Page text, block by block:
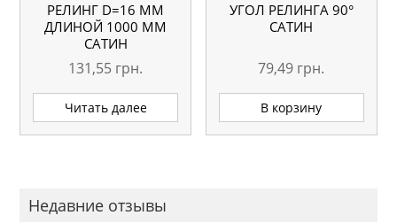
РЕЛИНГ D=16 ММ
ДЛИНОЙ 1000 ММ
САТИН
131,55 грн.
Читать далее
УГОЛ РЕЛИНГА 90°
САТИН
79,49 грн.
В корзину
Недавние отзывы